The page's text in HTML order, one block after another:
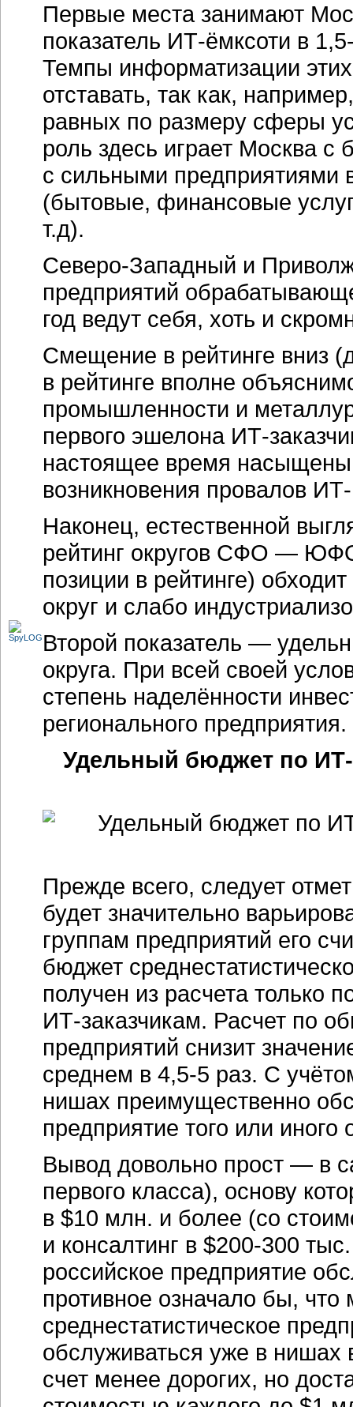
Первые места занимают
показатель ИТ-ёмксоти в
Темпы информатизации этих
отставать, так как,
равных по размеру сферы
роль здесь играет Москва с
с сильными предприятиями
(бытовые, финансовые
т.д).
Северо-Западный и
предприятий
год ведут себя, хоть и
Смещение в рейтинге вниз
в рейтинге вполне
промышленности и
первого эшелона ИТ-
настоящее время
возникновения провалов
Наконец, естественной
рейтинг округов СФО —
позиции в рейтинге)
округ и слабо
Второй показатель —
округа. При всей своей
степень наделённости
регионального предприятия.
Удельный бюджет по
Прежде всего, следует
будет значительно
группам предприятий его
бюджет
получен из расчета только
ИТ-заказчикам. Расчет по
предприятий снизит
среднем в 4,5-5 раз. С
нишах преимущественно
предприятие того или иного
Вывод довольно прост — в
первого класса), основу
в $10 млн. и более (со
и консалтинг в $200-300
российское предприятие
противное означало бы,
среднестатистическое
обслуживаться уже в нишах
счет менее дорогих, но